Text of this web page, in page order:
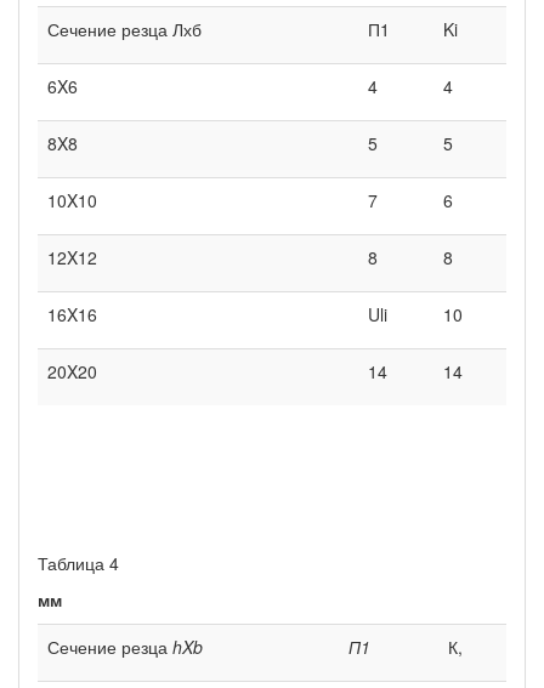
Сечение резца Лхб
П1 Ki
6X6 4 4
8X8 5 5
10X10 7 6
12X12 8 8
16X16 Uli 10
20X20 14 14
Таблица 4
мм
Сечение резца hXb П1 К,